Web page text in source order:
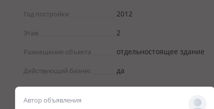
Год постройки 2012
Этаж 2
Размещение объекта отдельностоящее здание
Действующий бизнес да
Автор объявления